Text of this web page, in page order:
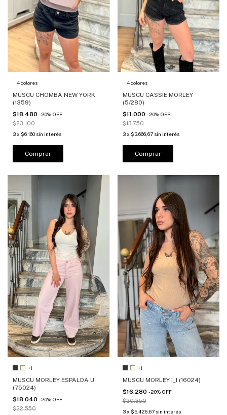
4 colores
MUSCU CHOMBA NEW YORK
(1359)
$18.480 -20% OFF
$23.100
3x $6.160 sin interés
Comprar
4 colores
MUSCU CASSIE MORLEY
(5/280)
$11.000 -20% OFF
$13.750
3 x $3.666,67 sin interés
Comprar
+1
MUSCU MORLEY ESPALDA U
(75024)
$18.040 -20% OFF
$22.550
+1
MUSCU MORLEY I_I (16024)
$16.280 -20% OFF
$20.350
3 x $5.426,67 sin interés